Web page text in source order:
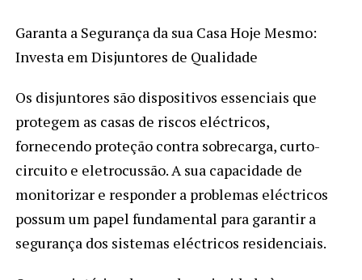
Garanta a Segurança da sua Casa Hoje Mesmo:
Investa em Disjuntores de Qualidade
Os disjuntores são dispositivos essenciais que
protegem as casas de riscos eléctricos,
fornecendo proteção contra sobrecarga, curto-
circuito e eletrocussão. A sua capacidade de
monitorizar e responder a problemas eléctricos
possum um papel fundamental para garantir a
segurança dos sistemas eléctricos residenciais.